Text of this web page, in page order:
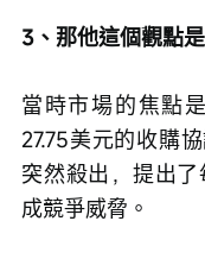
3、那他這個觀點
當時市場的焦點
27.75美元的收購
突然殺出，提出
成競爭威脅。